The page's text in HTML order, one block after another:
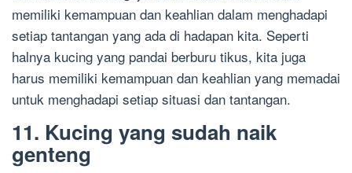
memiliki kemampuan dan keahlian dalam menghadapi
setiap tantangan yang ada di hadapan kita. Seperti
halnya kucing yang pandai berburu tikus, kita juga
harus memiliki kemampuan dan keahlian yang memadai
untuk menghadapi setiap situasi dan tantangan.
11. Kucing yang sudah naik
genteng